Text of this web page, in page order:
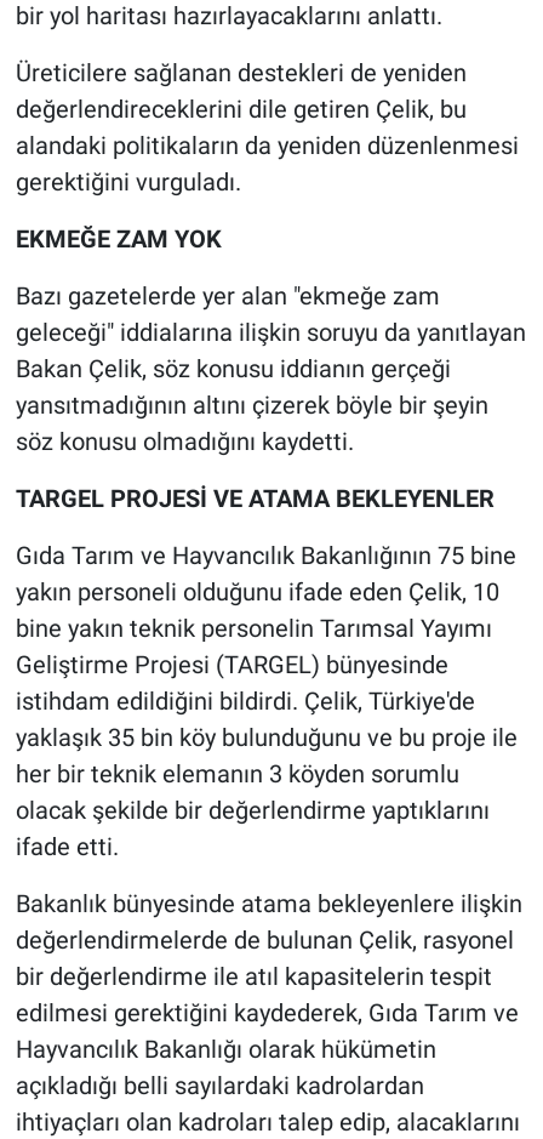
bir yol haritası hazırlayacaklarını anlattı.
Üreticilere sağlanan destekleri de yeniden
değerlendireceklerini dile getiren Çelik, bu
alandaki politikaların da yeniden düzenlenmesi
gerektiğini vurguladı.
EKMEĞE ZAM YOK
Bazı gazetelerde yer alan "ekmeğe zam
geleceği" iddialarına ilişkin soruyu da yanıtlayan
Bakan Çelik, söz konusu iddianın gerçeği
yansıtmadığının altını çizerek böyle bir şeyin
söz konusu olmadığını kaydetti.
TARGEL PROJESİ VE ATAMA BEKLEYENLER
Gıda Tarım ve Hayvancılık Bakanlığının 75 bine
yakın personeli olduğunu ifade eden Çelik, 10
bine yakın teknik personelin Tarımsal Yayımı
Geliştirme Projesi (TARGEL) bünyesinde
istihdam edildiğini bildirdi. Çelik, Türkiye'de
yaklaşık 35 bin köy bulunduğunu ve bu proje ile
her bir teknik elemanın 3 köyden sorumlu
olacak şekilde bir değerlendirme yaptıklarını
ifade etti.
Bakanlık bünyesinde atama bekleyenlere ilişkin
değerlendirmelerde de bulunan Çelik, rasyonel
bir değerlendirme ile atıl kapasitelerin tespit
edilmesi gerektiğini kaydederek, Gıda Tarım ve
Hayvancılık Bakanlığı olarak hükümetin
açıkladığı belli sayılardaki kadrolardan
ihtiyaçları olan kadroları talep edip, alacaklarını